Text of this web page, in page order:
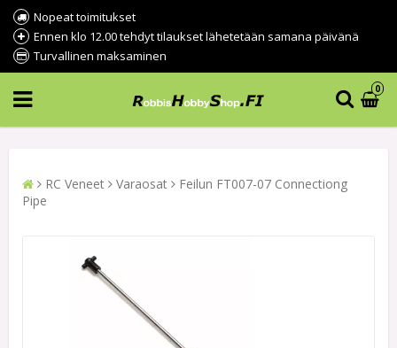
Nopeat toimitukset
Ennen klo 12.00 tehdyt tilaukset lähetetään samana päivänä
Turvallinen maksaminen
0
RC Veneet Varaosat
Feilun FT007-07 Connectiong
Pipe